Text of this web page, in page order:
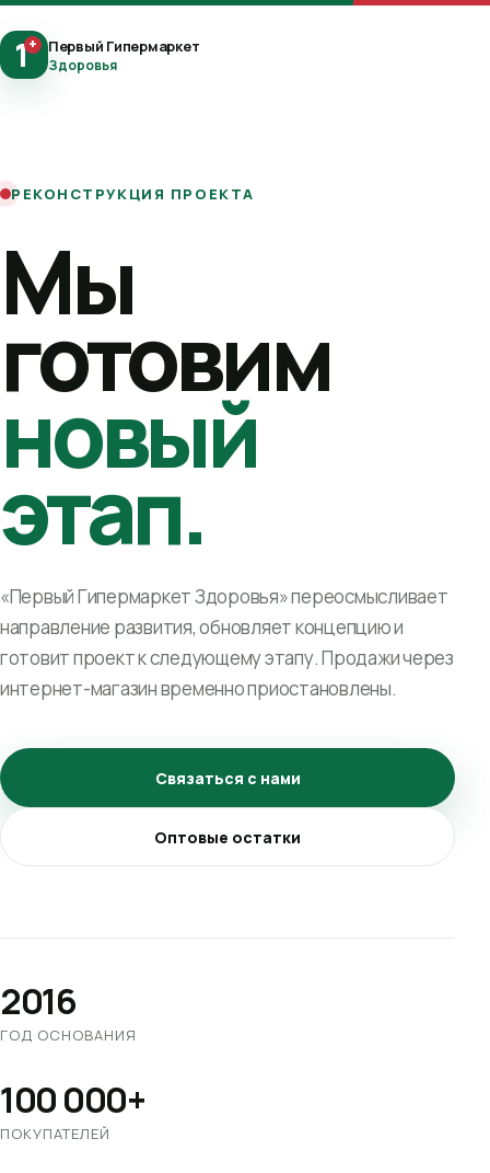
1+ Первый Гипермаркет
Здоровья
РЕКОНСТРУКЦИЯ ПРОЕКТА
Мы
готовим
новый
этап.
«Первый Гипермаркет Здоровья» переосмысливает
направление развития, обновляет концепцию и
готовит проект к следующему этапу. Продажи через
интернет-магазин временно приостановлены.
Связаться с нами
Оптовые остатки
2016
ГОД ОСНОВАНИЯ
100 000+
ПОКУПАТЕЛЕЙ